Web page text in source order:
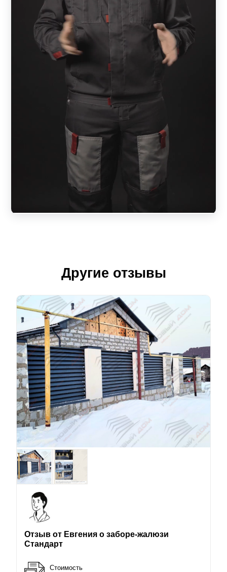
Другие отзывы
Отзыв от Евгения о заборе-жалюзи
Стандарт
Стоимость